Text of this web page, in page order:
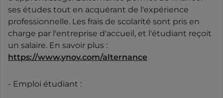
ses études tout en acquérant de l'expérience
professionnelle. Les frais de scolarité sont pris en
charge par l'entreprise d'accueil, et l'étudiant reçoit
un salaire. En savoir plus :
https://www.ynov.com/alternance
- Emploi étudiant :